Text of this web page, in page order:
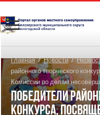
Главная / Новости /
районного творческого
Комиссии по делам
Победители
конкурса,